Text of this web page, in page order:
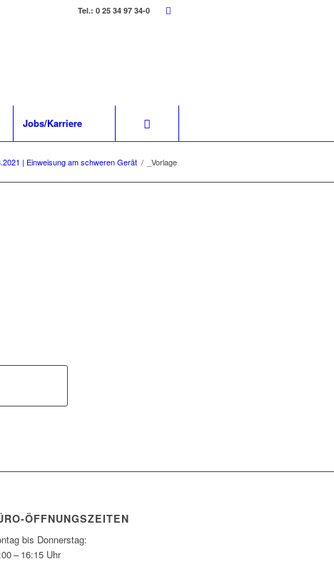
Tel.: 0 25 34 97 34-0
Jobs/Karriere
| Einweisung am schweren Gerät / _Vorlage
ÖFFNUNGSZEITEN
bis Donnerstag:
– 16:15 Uhr